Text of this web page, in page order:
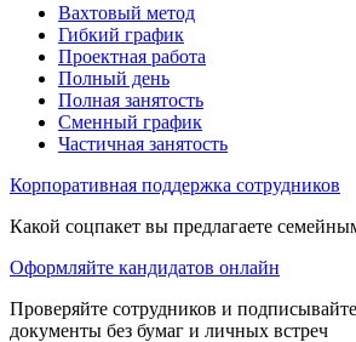
Вахтовый метод
Гибкий график
Проектная работа
Полный день
Полная занятость
Сменный график
Частичная занятость
Корпоративная поддержка сотрудников
Какой соцпакет вы предлагаете
Оформляйте кандидатов онлайн
Проверяйте сотрудников и
документы без бумаг и личных встреч